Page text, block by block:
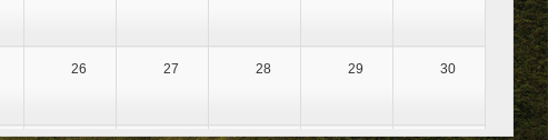
26 27 28 29 30